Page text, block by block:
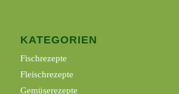
KATEGORIEN
Fischrezepte
Fleischrezepte
Gemüserezepte